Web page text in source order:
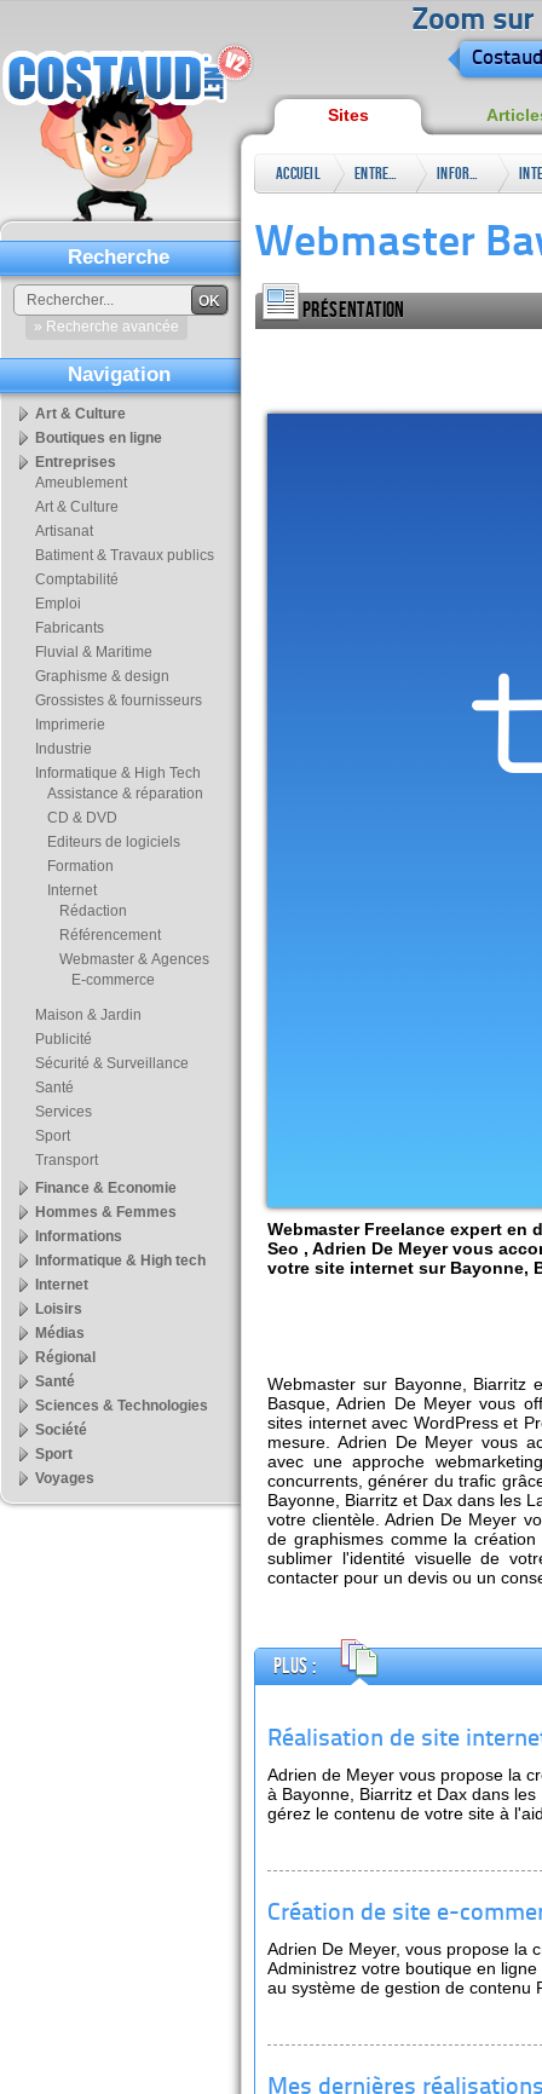
Zoom sur
Sites
Accueil Entreprises
Informatique
Tech
Webmaster
Présentation
Webmaster Freelance expert en
Seo , Adrien De Meyer vous
votre site internet sur Bayonne,
Webmaster sur Bayonne, Biarritz
Basque, Adrien De Meyer vous
sites internet avec WordPress et
mesure. Adrien De Meyer vous
avec une approche
concurrents, générer du trafic
Bayonne, Biarritz et Dax dans les
votre clientèle. Adrien De Meyer
de graphismes comme la
sublimer l'identité visuelle de
contacter pour un devis ou un
Plus :
Réalisation de site
Adrien de Meyer vous propose la
à Bayonne, Biarritz et Dax dans
gérez le contenu de votre site à
Création de site e-
Adrien De Meyer, vous propose la
Administrez votre boutique en
au système de gestion de contenu
Mes dernières
Recherche
OK
» Recherche avancée
Navigation
Art & Culture
Boutiques en ligne
Entreprises
Ameublement
Art & Culture
Artisanat
Batiment & Travaux publics
Comptabilité
Emploi
Fabricants
Fluvial & Maritime
Graphisme & design
Grossistes & fournisseurs
Imprimerie
Industrie
Informatique & High Tech
Assistance & réparation
CD & DVD
Editeurs de logiciels
Formation
Internet
Rédaction
Référencement
Webmaster & Agences
E-commerce
Maison & Jardin
Publicité
Sécurité & Surveillance
Santé
Services
Sport
Transport
Finance & Economie
Hommes & Femmes
Informations
Informatique & High tech
Internet
Loisirs
Médias
Régional
Santé
Sciences & Technologies
Société
Sport
Voyages